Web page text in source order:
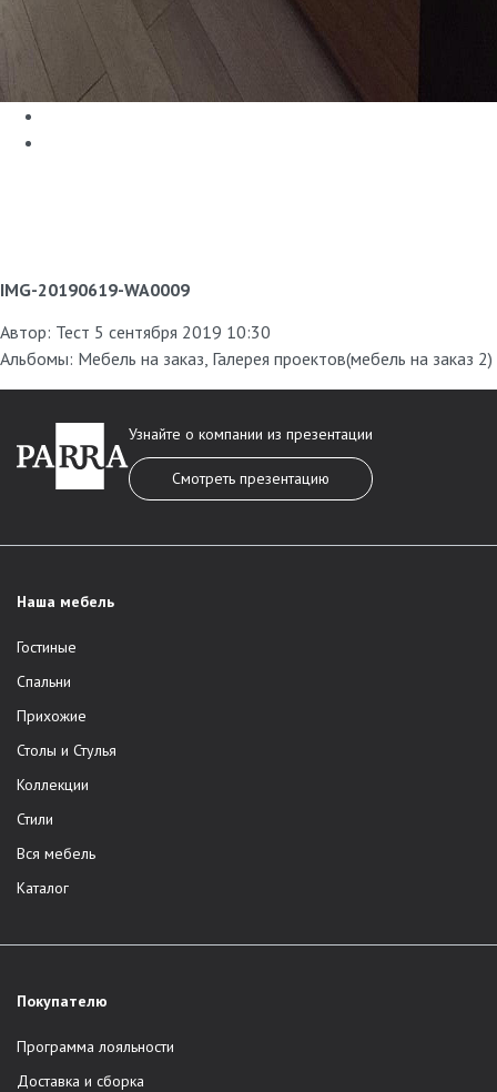
IMG-20190619-WA0009
Автор: Тест 5 сентября 2019 10:30
Альбомы: Мебель на заказ, Галерея проектов(мебель на заказ 2)
Наша мебель
Гостиные
Спальни
Прихожие
Столы и Стулья
Коллекции
Стили
Вся мебель
Каталог
Покупателю
Программа лояльности
Доставка и сборка
Узнайте о компании из презентации
Смотреть презентацию